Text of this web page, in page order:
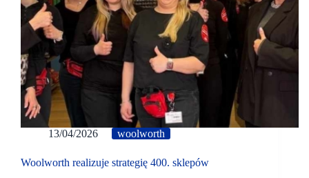
13/04/2026 woolworth
Woolworth realizuje strategię 400. sklepów